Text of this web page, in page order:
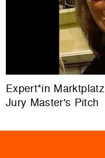
Expert*in Marktplatz
Jury Master's Pitch